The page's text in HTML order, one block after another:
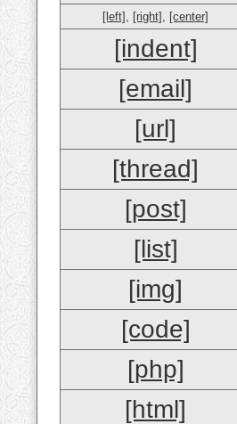
[left] , [right] , [center]
[indent]
[email]
[url]
[thread]
[post]
[list]
[img]
[code]
[php]
[html]